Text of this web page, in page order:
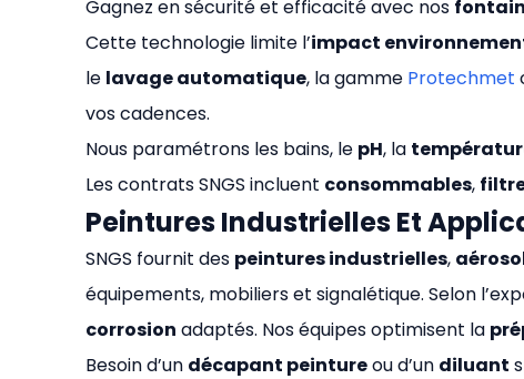
Gagnez en sécurité et efficacité avec nos
Cette technologie limite l’impact
le lavage automatique, la gamme Protechmet
vos cadences.
Nous paramétrons les bains, le pH, la
Les contrats SNGS incluent consommables,
Peintures Industrielles Et
SNGS fournit des peintures industrielles,
équipements, mobiliers et signalétique. Selon
corrosion adaptés. Nos équipes optimisent la
Besoin d’un décapant peintureou d’un diluant